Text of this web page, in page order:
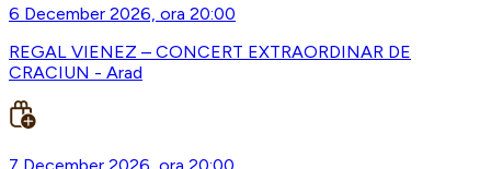
6 December 2026, ora 20:00
REGAL VIENEZ – CONCERT EXTRAORDINAR DE
CRACIUN - Arad